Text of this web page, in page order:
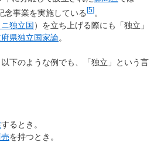
念事業を実施している [5] 。
ニ独立国 ）を立ち上げる際にも「独立」
県独立国家論。
下のような例でも、「独立」という言
するとき。
を持つとき。